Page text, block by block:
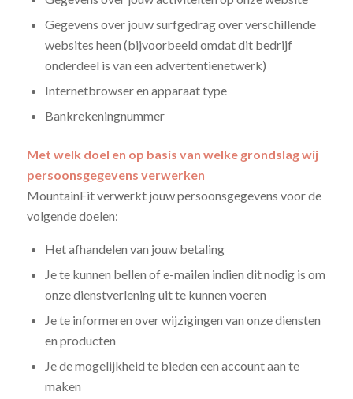
Gegevens over jouw surfgedrag over verschillende
websites heen (bijvoorbeeld omdat dit bedrijf
onderdeel is van een advertentienetwerk)
Internetbrowser en apparaat type
Bankrekeningnummer
Met welk doel en op basis van welke grondslag wij
persoonsgegevens verwerken
MountainFit verwerkt jouw persoonsgegevens voor de
volgende doelen:
Het afhandelen van jouw betaling
Je te kunnen bellen of e-mailen indien dit nodig is om
onze dienstverlening uit te kunnen voeren
Je te informeren over wijzigingen van onze diensten
en producten
Je de mogelijkheid te bieden een account aan te
maken